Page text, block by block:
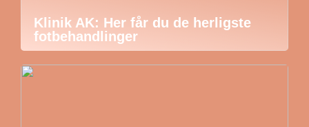
Klinik AK: Her får du de herligste
fotbehandlinger